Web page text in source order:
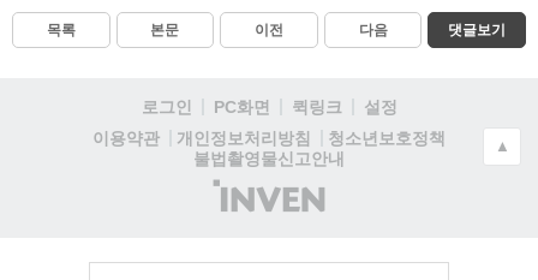
목록 본문 이전 다음 댓글보기
로그인 PC화면 퀵링크
설정
이용약관
개인정보처리방침
청소년보호정책
불법촬영물신고안내
(주)
인
▲